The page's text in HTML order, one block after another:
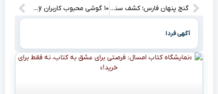
گنج پنهان فارس؛ کشف سنگ گورِ ساسانی با کتیبه‌ای اسرارآمیز ۱۰ گوشی محبوب کاربران GSMPay در سال ۱۴۰۳ که می‌توانید قسطی بخرید!
آگهی فردا